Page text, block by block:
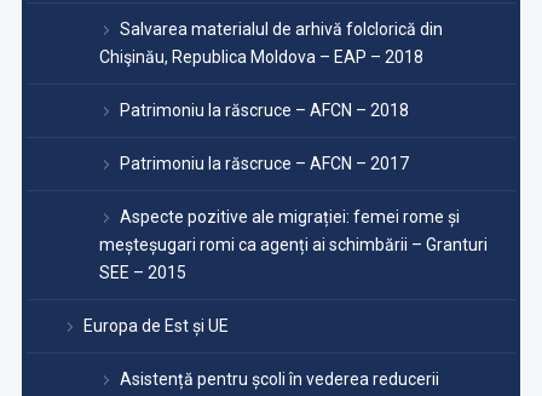
Salvarea materialul de arhivă folclorică din
Chişinău, Republica Moldova – EAP – 2018
Patrimoniu la răscruce – AFCN – 2018
Patrimoniu la răscruce – AFCN – 2017
Aspecte pozitive ale migrației: femei rome și
meșteșugari romi ca agenți ai schimbării – Granturi
SEE – 2015
Europa de Est și UE
Asistență pentru școli în vederea reducerii